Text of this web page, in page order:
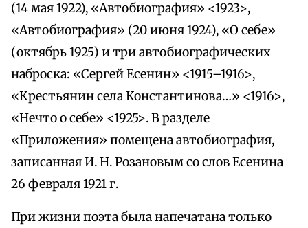
(14 мая 1922), «Автобиография» <1923>,
«Автобиография» (20 июня 1924), «О себе»
(октябрь 1925) и три автобиографических
наброска: «Сергей Есенин» <1915–1916>,
«Крестьянин села Константинова…» <1916>,
«Нечто о себе» <1925>. В разделе
«Приложения» помещена автобиография,
записанная И. Н. Розановым со слов Есенина
26 февраля 1921 г.
При жизни поэта была напечатана только